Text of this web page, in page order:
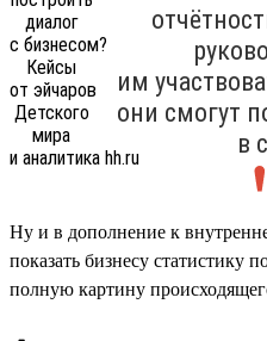
им
они смогут
в
Ну и в дополнение к
показать бизнесу статистику
полную картину